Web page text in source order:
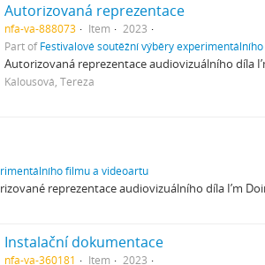
Autorizovaná reprezentace
nfa-va-888073 Item
2023
Part ofFestivalové soutěžní výběry
Autorizovaná reprezentace audiovizuálního díla
Kalousová, Tereza
filmu a videoartu
reprezentace audiovizuálního díla I’m
Instalační dokumentace
nfa-va-360181 Item 2023